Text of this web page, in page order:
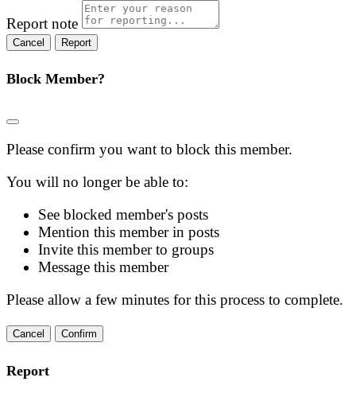
Report note
Report
Block Member?
Please confirm you want to block this member.
You will no longer be able to:
See blocked member's posts
Mention this member in posts
Invite this member to groups
Message this member
Please allow a few minutes for this process to complete.
Confirm
Report